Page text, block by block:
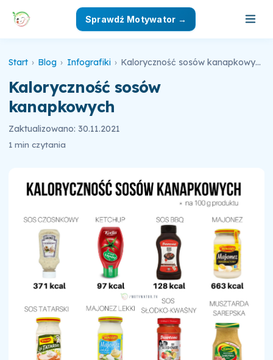
Sprawdź Motywator →
Start › Blog › Infografiki › Kaloryczność sosów kanapkowych
Kaloryczność sosów
kanapkowych
Zaktualizowano: 30.11.2021
1 min czytania